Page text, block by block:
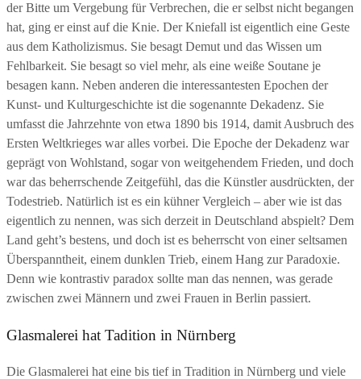
der Bitte um Vergebung für Verbrechen, die er selbst nicht begangen
hat, ging er einst auf die Knie. Der Kniefall ist eigentlich eine Geste
aus dem Katholizismus. Sie besagt Demut und das Wissen um
Fehlbarkeit. Sie besagt so viel mehr, als eine weiße Soutane je
besagen kann. Neben anderen die interessantesten Epochen der
Kunst- und Kulturgeschichte ist die sogenannte Dekadenz. Sie
umfasst die Jahrzehnte von etwa 1890 bis 1914, damit Ausbruch des
Ersten Weltkrieges war alles vorbei. Die Epoche der Dekadenz war
geprägt von Wohlstand, sogar von weitgehendem Frieden, und doch
war das beherrschende Zeitgefühl, das die Künstler ausdrückten, der
Todestrieb. Natürlich ist es ein kühner Vergleich – aber wie ist das
eigentlich zu nennen, was sich derzeit in Deutschland abspielt? Dem
Land geht’s bestens, und doch ist es beherrscht von einer seltsamen
Überspanntheit, einem dunklen Trieb, einem Hang zur Paradoxie.
Denn wie kontrastiv paradox sollte man das nennen, was gerade
zwischen zwei Männern und zwei Frauen in Berlin passiert.
Glasmalerei hat Tadition in Nürnberg
Die Glasmalerei hat eine bis tief in Tradition in Nürnberg und viele